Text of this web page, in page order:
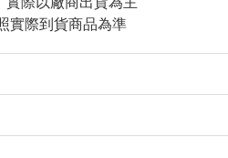
實際到貨商品為準